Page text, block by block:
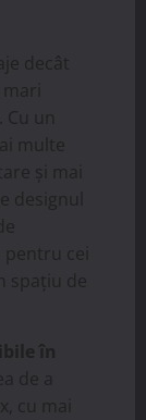
decât
. Cu un
multe
și mai
designul
cei
spațiu de
în
de a
cu mai